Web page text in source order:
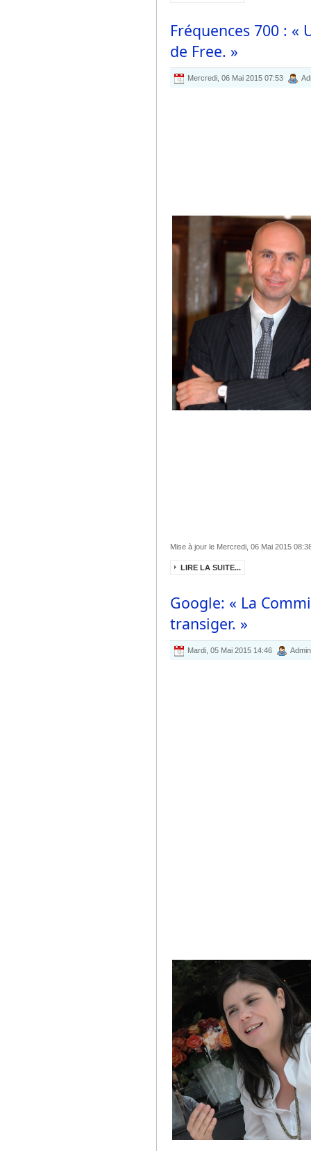
Fréquences 700 : «
de Free. »
Mercredi, 06 Mai 2015 07:53
Mise à jour le Mercredi, 06 Mai 2015
LIRE LA SUITE...
Google: « La
transiger. »
Mardi, 05 Mai 2015 14:46